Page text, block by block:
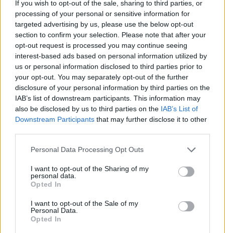
If you wish to opt-out of the sale, sharing to third parties, or
processing of your personal or sensitive information for
targeted advertising by us, please use the below opt-out
section to confirm your selection. Please note that after your
opt-out request is processed you may continue seeing
interest-based ads based on personal information utilized by
us or personal information disclosed to third parties prior to
your opt-out. You may separately opt-out of the further
disclosure of your personal information by third parties on the
IAB’s list of downstream participants. This information may
also be disclosed by us to third parties on the IAB’s List of
Downstream Participants that may further disclose it to other
Personal Data Processing Opt Outs
I want to opt-out of the Sharing of my
personal data.
Opted In
I want to opt-out of the Sale of my
Personal Data.
Opted In
18/06/2017
ERA ESPOSTA IN UNA MOSTRA
Furto a Pompei: rubata borchia
in bronzo del VI secolo a.C.
21/05/2017
VIA DELLA PISANA
Ladri nella villa di Ricky Tognazzi
mila euro
19/03/2017
Rubavano pacchi, arrestati
all'aeroporto di Fiumicino un